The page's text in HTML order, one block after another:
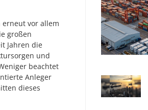
erneut vor allem
großen
Jahren die
und
beachtet
Anleger
dieses